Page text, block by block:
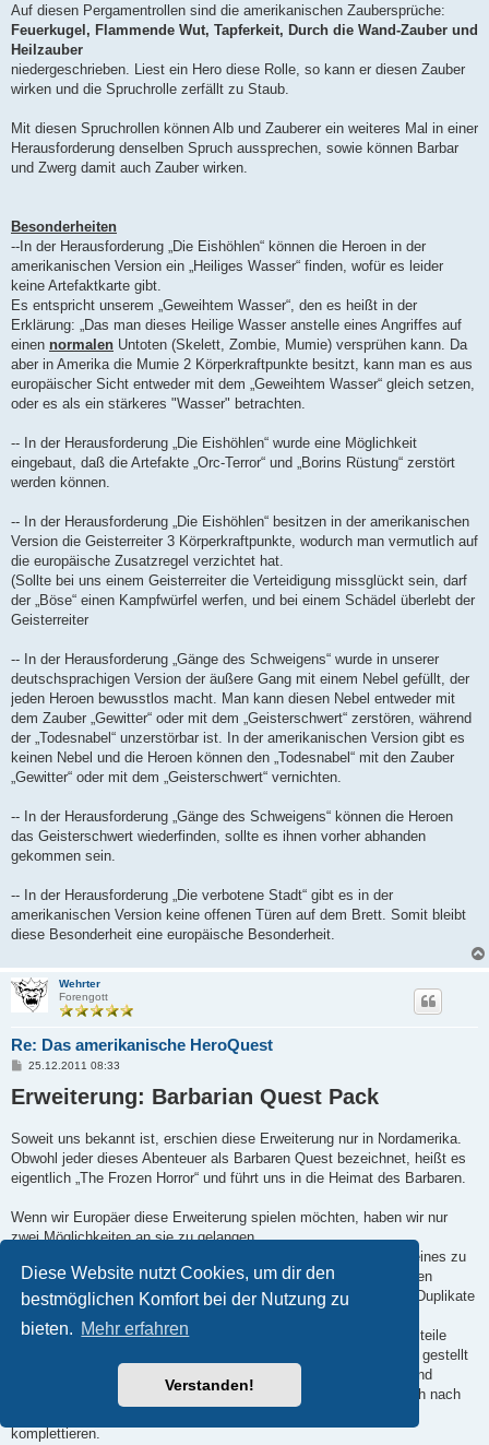
Diese Website nutzt Cookies, um dir den
bestmöglichen Komfort bei der Nutzung zu
bieten. Mehr erfahren
Verstanden!
Auf diesen Pergamentrollen sind die amerikanischen Zaubersprüche:
Feuerkugel, Flammende Wut, Tapferkeit, Durch die Wand-Zauber und
Heilzauber
niedergeschrieben. Liest ein Hero diese Rolle, so kann er diesen Zauber
wirken und die Spruchrolle zerfällt zu Staub.
Mit diesen Spruchrollen können Alb und Zauberer ein weiteres Mal in einer
Herausforderung denselben Spruch aussprechen, sowie können Barbar
und Zwerg damit auch Zauber wirken.
Besonderheiten
--In der Herausforderung „Die Eishöhlen“ können die Heroen in der
amerikanischen Version ein „Heiliges Wasser“ finden, wofür es leider
keine Artefaktkarte gibt.
Es entspricht unserem „Geweihtem Wasser“, den es heißt in der
Erklärung: „Das man dieses Heilige Wasser anstelle eines Angriffes auf
einen normalen Untoten (Skelett, Zombie, Mumie) versprühen kann. Da
aber in Amerika die Mumie 2 Körperkraftpunkte besitzt, kann man es aus
europäischer Sicht entweder mit dem „Geweihtem Wasser“ gleich setzen,
oder es als ein stärkeres "Wasser" betrachten.
-- In der Herausforderung „Die Eishöhlen“ wurde eine Möglichkeit
eingebaut, daß die Artefakte „Orc-Terror“ und „Borins Rüstung“ zerstört
werden können.
-- In der Herausforderung „Die Eishöhlen“ besitzen in der amerikanischen
Version die Geisterreiter 3 Körperkraftpunkte, wodurch man vermutlich auf
die europäische Zusatzregel verzichtet hat.
(Sollte bei uns einem Geisterreiter die Verteidigung missglückt sein, darf
der „Böse“ einen Kampfwürfel werfen, und bei einem Schädel überlebt der
Geisterreiter
-- In der Herausforderung „Gänge des Schweigens“ wurde in unserer
deutschsprachigen Version der äußere Gang mit einem Nebel gefüllt, der
jeden Heroen bewusstlos macht. Man kann diesen Nebel entweder mit
dem Zauber „Gewitter“ oder mit dem „Geisterschwert“ zerstören, während
der „Todesnabel“ unzerstörbar ist. In der amerikanischen Version gibt es
keinen Nebel und die Heroen können den „Todesnabel“ mit den Zauber
„Gewitter“ oder mit dem „Geisterschwert“ vernichten.
-- In der Herausforderung „Gänge des Schweigens“ können die Heroen
das Geisterschwert wiederfinden, sollte es ihnen vorher abhanden
gekommen sein.
-- In der Herausforderung „Die verbotene Stadt“ gibt es in der
amerikanischen Version keine offenen Türen auf dem Brett. Somit bleibt
diese Besonderheit eine europäische Besonderheit.
Wehrter
Forengott
Re: Das amerikanische HeroQuest
B
i
t
g
25.12.2011 08:33
Erweiterung: Barbarian Quest Pack
Soweit uns bekannt ist, erschien diese Erweiterung nur in Nordamerika.
Obwohl jeder dieses Abenteuer als Barbaren Quest bezeichnet, heißt es
eigentlich „The Frozen Horror“ und führt uns in die Heimat des Barbaren.
Wenn wir Europäer diese Erweiterung spielen möchten, haben wir nur
zwei Möglichkeiten an sie zu gelangen.
Entweder man versucht über die bekannten Internetplattformen eines zu
erwerben, wobei man darauf gefasst sein muß, daß man hier einen
extrem hohen Preis zahlen kann, oder es werden minderwertige Duplikate
Oder man lädt sich von Internetseiten die entsprechenden Einzelteile
herunter, die von anderen HeroQuest-Begeisterten zur Verfügung gestellt
werden und man erhält so auch ins Deutsch übersetzte Karten und
Herausforderungen. Hierbei ist das größte Problem, daß man sich nach
komplettieren.